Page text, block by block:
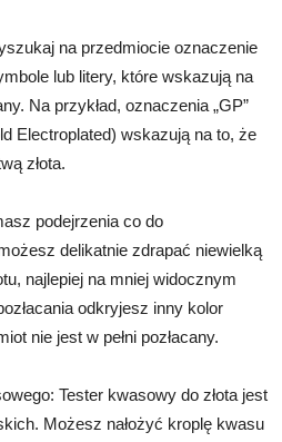
na przedmiocie oznaczenie
lub litery, które wskazują na
Na przykład, oznaczenia „GP”
Electroplated) wskazują na to, że
złota.
podejrzenia co do
delikatnie zdrapać niewielką
najlepiej na mniej widocznym
odkryjesz inny kolor
nie jest w pełni pozłacany.
Tester kwasowy do złota jest
Możesz nałożyć kroplę kwasu